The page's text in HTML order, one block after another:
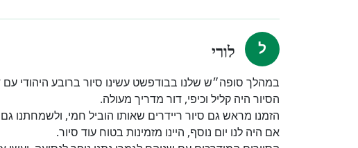
לורי
במהלך סופה״ש שלנו בבודפשט עשינו סיור ברובע היהודי עם
הסיור היה קליל וכיפי, דור מדריך מעולה.
הזמנו מראש גם סיור ריידרים שאותו הוביל חמי, ולשמחתנו
אם היה לנו יום נוסף, היינו מזמינות בטוח עוד סיור.